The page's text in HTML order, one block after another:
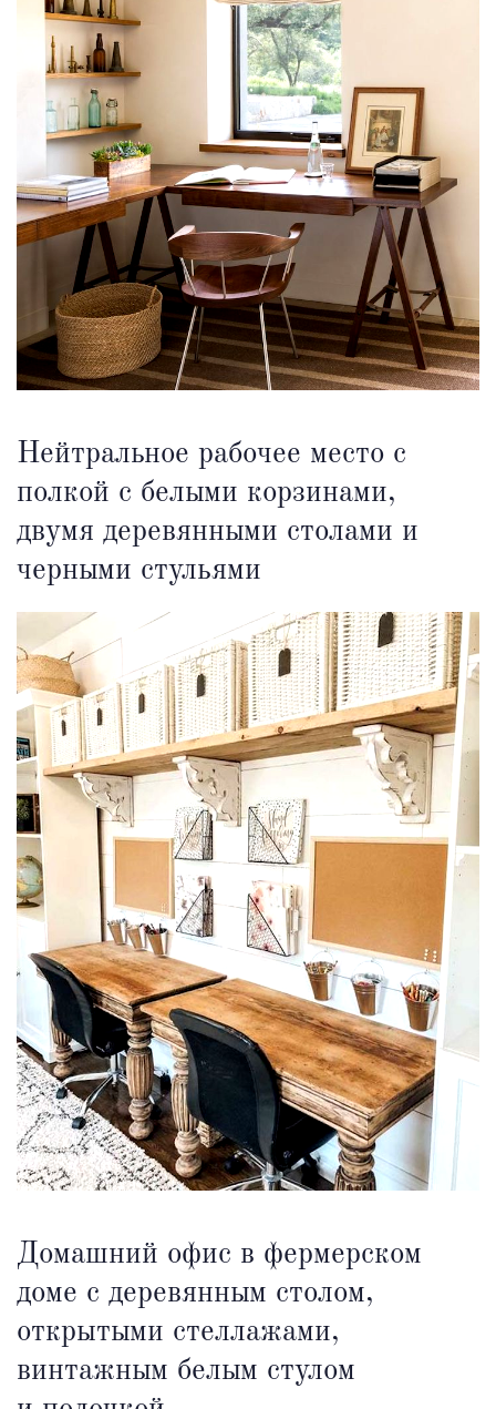
Нейтральное рабочее место с
полкой с белыми корзинами,
двумя деревянными столами и
черными стульями
Домашний офис в фермерском
доме с деревянным столом,
открытыми стеллажами,
винтажным белым стулом